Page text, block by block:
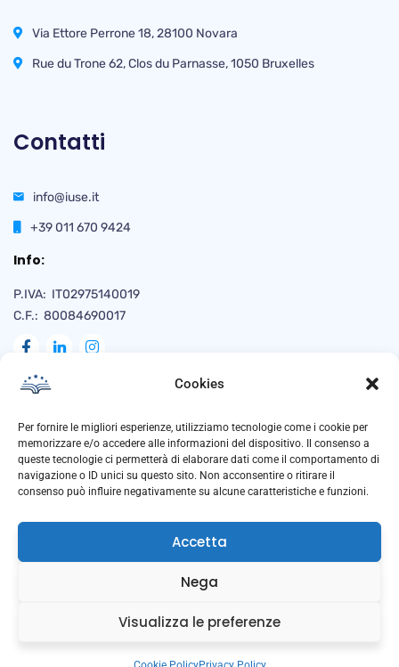
Cookies
Per fornire le migliori esperienze, utilizziamo tecnologie come i cookie per
memorizzare e/o accedere alle informazioni del dispositivo. Il consenso a
queste tecnologie ci permetterà di elaborare dati come il comportamento di
navigazione o ID unici su questo sito. Non acconsentire o ritirare il
consenso può influire negativamente su alcune caratteristiche e funzioni.
Accetta
Nega
Visualizza le preferenze
Via Ettore Perrone 18, 28100 Novara
Rue du Trone 62, Clos du Parnasse, 1050 Bruxelles
Contatti
info@iuse.it
+39 011 670 9424
Info:
P.IVA: IT02975140019
C.F.: 80084690017
Naviga
Privacy Policy